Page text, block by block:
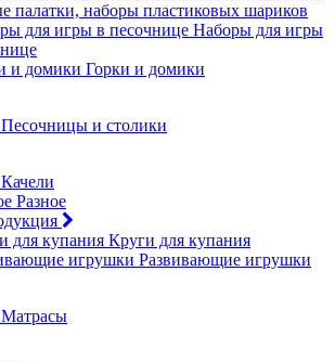
палатки, наборы пластиковых шариков
Наборы для игры
Горки и домики
Песочницы и столики
Качели
Разное
Круги для купания
Развивающие игрушки
Матрасы